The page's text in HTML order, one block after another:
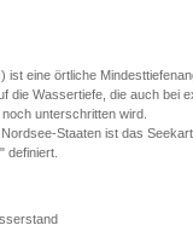
ist eine örtliche
die Wassertiefe, die auch bei
unterschritten wird.
Staaten ist das
definiert.